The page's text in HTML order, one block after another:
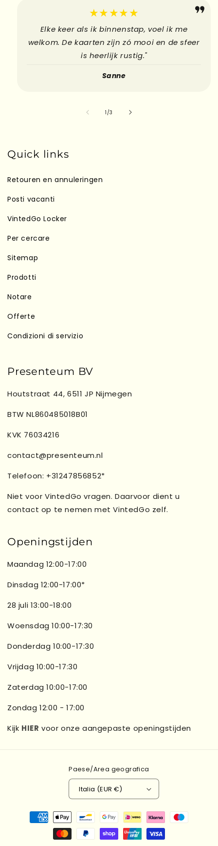
Hebbedingetjes
★★★★★
Elke keer als ik binnenstap, voel ik me
welkom. De kaarten zijn zó mooi en de sfeer
is heerlijk rustig."
Sanne
1 /su
3
Quick links
Retouren en annuleringen
Posti vacanti
VintedGo Locker
Per cercare
Sitemap
Prodotti
Notare
Offerte
Condizioni di servizio
Presenteum BV
Houtstraat 44, 6511 JP Nijmegen
BTW NL860485018B01
KVK 76034216
contact@presenteum.nl
Telefoon: +31247856852*
Niet voor VintedGo vragen. Daarvoor dient u
contact op te nemen met VintedGo zelf.
Openingstijden
Maandag 12:00-17:00
Dinsdag 12:00-17:00*
28 juli 13:00-18:00
Woensdag 10:00-17:30
Donderdag 10:00-17:30
Vrijdag 10:00-17:30
Zaterdag 10:00-17:00
Zondag 12:00 - 17:00
Kijk HIER voor onze aangepaste openingstijden
Paese/Area geografica
Italia (EUR €)
Metodi
pagamento